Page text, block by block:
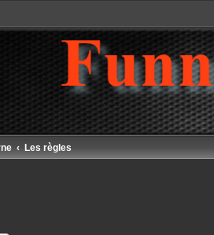
Les règles